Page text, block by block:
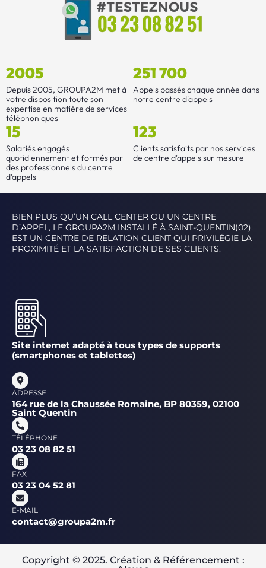
2005
Depuis 2005, GROUPA2M met à
votre disposition toute son
expertise en matière de services
téléphoniques
251 700
Appels passés chaque année dans
notre centre d'appels
15
Salariés engagés
quotidiennement et formés par
des professionnels du centre
d'appels
123
Clients satisfaits par nos services
de centre d'appels sur mesure
BIEN PLUS QU’UN CALL CENTER OU UN CENTRE
D’APPEL, LE GROUPA2M INSTALLÉ À SAINT-QUENTIN(02),
EST UN CENTRE DE RELATION CLIENT QUI PRIVILÉGIE LA
PROXIMITÉ ET LA SATISFACTION DE SES CLIENTS.
Site internet adapté à tous types de supports
(smartphones et tablettes)
ADRESSE
164 rue de la Chaussée Romaine, BP 80359, 02100
Saint Quentin
TÉLÉPHONE
03 23 08 82 51
FAX
03 23 04 52 81
E-MAIL
contact@groupa2m.fr
Copyright © 2025. Création & Référencement :